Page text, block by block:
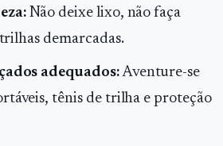
Não deixe lixo, não faça
demarcadas.
adequados:Aventure-se
tênis de trilha e proteção